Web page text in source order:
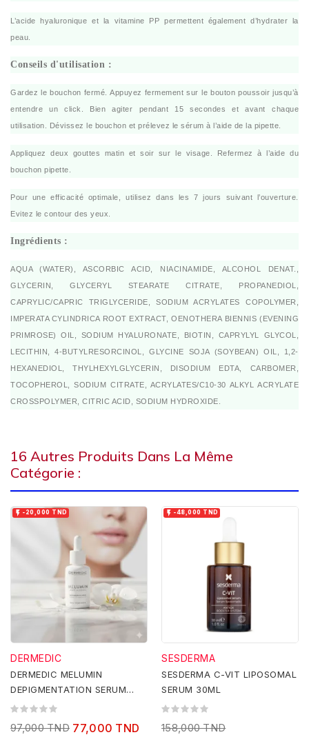
L’acide hyaluronique et la vitamine PP permettent également d’hydrater la
peau.
Conseils d'utilisation :
Gardez le bouchon fermé. Appuyez fermement sur le bouton poussoir jusqu’à
entendre un click. Bien agiter pendant 15 secondes et avant chaque
utilisation. Dévissez le bouchon et prélevez le sérum à l’aide de la pipette.
Appliquez deux gouttes matin et soir sur le visage. Refermez à l’aide du
bouchon pipette.
Pour une efficacité optimale, utilisez dans les 7 jours suivant l’ouverture.
Evitez le contour des yeux.
Ingrédients :
AQUA (WATER), ASCORBIC ACID, NIACINAMIDE, ALCOHOL DENAT.,
GLYCERIN, GLYCERYL STEARATE CITRATE, PROPANEDIOL,
CAPRYLIC/CAPRIC TRIGLYCERIDE, SODIUM ACRYLATES COPOLYMER,
IMPERATA CYLINDRICA ROOT EXTRACT, OENOTHERA BIENNIS (EVENING
PRIMROSE) OIL, SODIUM HYALURONATE, BIOTIN, CAPRYLYL GLYCOL,
LECITHIN, 4-BUTYLRESORCINOL, GLYCINE SOJA (SOYBEAN) OIL, 1,2-
HEXANEDIOL, THYLHEXYLGLYCERIN, DISODIUM EDTA, CARBOMER,
TOCOPHEROL, SODIUM CITRATE, ACRYLATES/C10-30 ALKYL ACRYLATE
CROSSPOLYMER, CITRIC ACID, SODIUM HYDROXIDE.
16 Autres Produits Dans La Même
Catégorie :
 -20,000 TND
DERMEDIC
DERMEDIC MELUMIN
DEPIGMENTATION SERUM
ANTIAGE 30ML
97,000 TND 77,000 TND
 -48,000 TND
SESDERMA
SESDERMA C-VIT LIPOSOMAL
SERUM 30ML
158,000 TND